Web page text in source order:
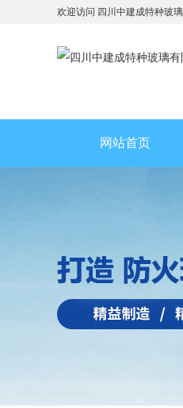
欢迎访问 四川中建成特种玻
网站首页